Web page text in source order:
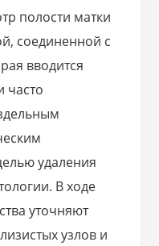
полости матки
соединенной с
вводится
часто
удаления
В ходе
уточняют
узлов и